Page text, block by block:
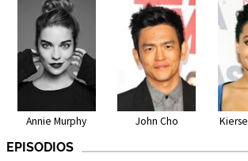
Annie Murphy John Cho
EPISODIOS